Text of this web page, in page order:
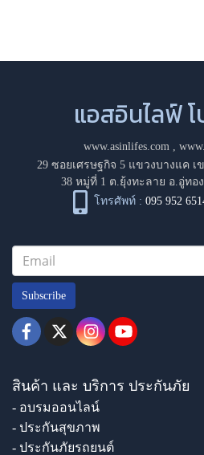
แอสอินไลฟ์
www.asinlifes.com,
29 ซอยเศรษฐกิจ 5 แขวงบางแค เ
38 หมู่ที่ 1 ต.ยุ้งทะลาย อ.อู่ทอ
โทรศัพท์ : 095 952
Subscribe
สินค้า และ บริการ ประกันภัย
- อบรมออนไลน์
- ประกันสุขภาพ
- ประกันภัยรถยนต์